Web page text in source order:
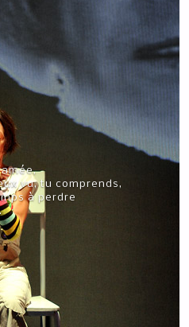
vu, tu comprends,
à perdre